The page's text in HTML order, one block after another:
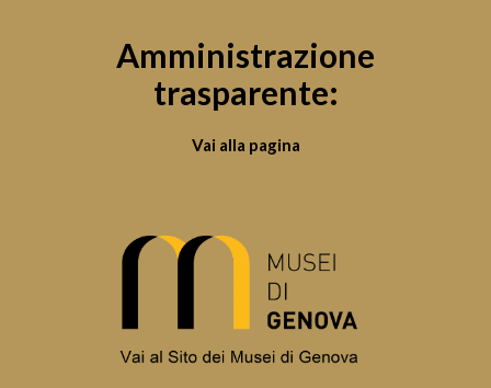
Amministrazione
trasparente:
Vai alla pagina